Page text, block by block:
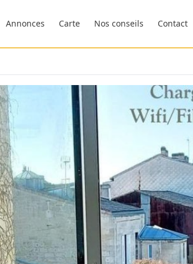
Annonces Carte Nos conseils Contact